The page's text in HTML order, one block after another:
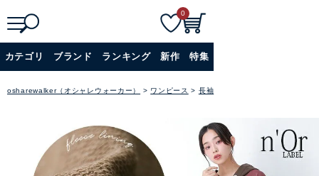
詳細検索
0
カテゴリ ブランド ランキング 新作 特集
osharewalker（オシャレウォーカー） ワンピース 長袖